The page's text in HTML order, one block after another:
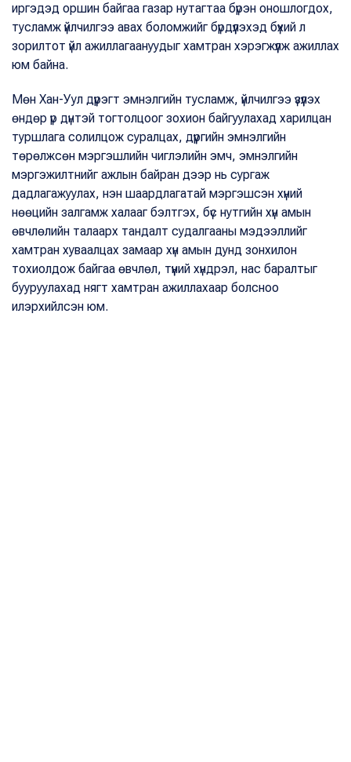
иргэдэд оршин байгаа газар нутагтаа бүрэн оношлогдох,
тусламж үйлчилгээ авах боломжийг бүрдүүлэхэд бүхий л
зорилтот үйл ажиллагаануудыг хамтран хэрэгжүүлж ажиллах
юм байна.
Мөн Хан-Уул дүүрэгт эмнэлгийн тусламж, үйлчилгээ үзүүлэх
өндөр үр дүнтэй тогтолцоог зохион байгуулахад харилцан
туршлага солилцож суралцах, дүүргийн эмнэлгийн
төрөлжсөн мэргэшлийн чиглэлийн эмч, эмнэлгийн
мэргэжилтнийг ажлын байран дээр нь сургаж
дадлагажуулах, нэн шаардлагатай мэргэшсэн хүний
нөөцийн залгамж халааг бэлтгэх, бүс нутгийн хүн амын
өвчлөлийн талаарх тандалт судалгааны мэдээллийг
хамтран хуваалцах замаар хүн амын дунд зонхилон
тохиолдож байгаа өвчлөл, түүний хүндрэл, нас баралтыг
бууруулахад нягт хамтран ажиллахаар болсноо
илэрхийлсэн юм.